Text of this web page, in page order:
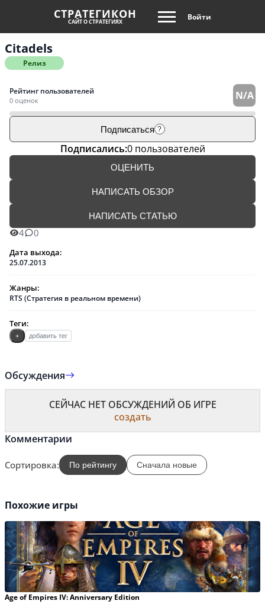
СТРАТЕГИКОН
САЙТ О СТРАТЕГИЯХ Войти
Citadels
Релиз
Рейтинг пользователей
0 оценок N/A
Подписаться ?
Подписались:0 пользователей
ОЦЕНИТЬ
НАПИСАТЬ ОБЗОР
НАПИСАТЬ СТАТЬЮ
4 0
Дата выхода:
25.07.2013
Жанры:
RTS (Стратегия в реальном времени)
Теги:
+ добавить тег
Обсуждения
СЕЙЧАС НЕТ ОБСУЖДЕНИЙ ОБ ИГРЕ
создать
Комментарии
Сортировка: По рейтингу Сначала новые
Похожие игры
Age of Empires IV: Anniversary Edition